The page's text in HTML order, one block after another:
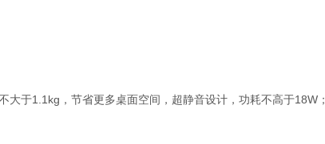
于1.1kg，节省更多桌面空间，超静音设计，功耗不高于18W；